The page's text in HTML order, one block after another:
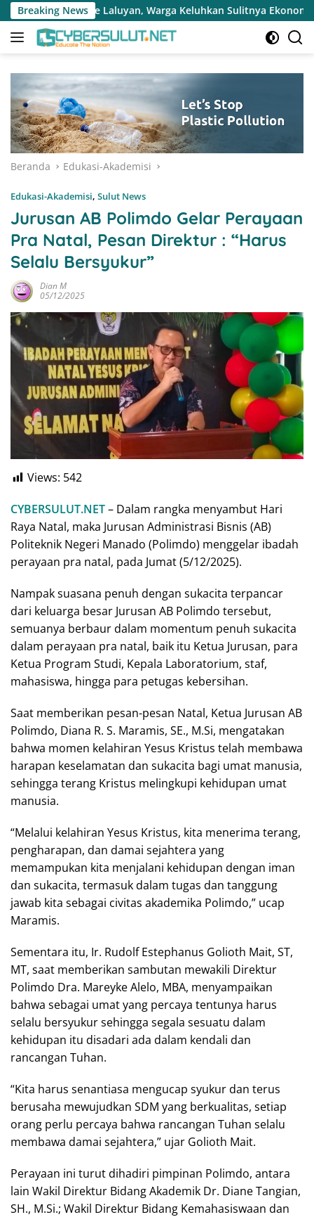
Langsung
ke
konten
Breaking News
Keluhkan Sulitnya Ekonomi dan Akses Pasar UMKM
Beranda Edukasi-Akademisi
Edukasi-Akademisi, Sulut News
Jurusan AB Polimdo Gelar Perayaan
Pra Natal, Pesan Direktur : “Harus
Selalu Bersyukur”
Dian M
05/12/2025
Views: 542
CYBERSULUT.NET– Dalam rangka menyambut Hari
Raya Natal, maka Jurusan Administrasi Bisnis (AB)
Politeknik Negeri Manado (Polimdo) menggelar ibadah
perayaan pra natal, pada Jumat (5/12/2025).
Nampak suasana penuh dengan sukacita terpancar
dari keluarga besar Jurusan AB Polimdo tersebut,
semuanya berbaur dalam momentum penuh sukacita
dalam perayaan pra natal, baik itu Ketua Jurusan, para
Ketua Program Studi, Kepala Laboratorium, staf,
mahasiswa, hingga para petugas kebersihan.
Saat memberikan pesan-pesan Natal, Ketua Jurusan AB
Polimdo, Diana R. S. Maramis, SE., M.Si, mengatakan
bahwa momen kelahiran Yesus Kristus telah membawa
harapan keselamatan dan sukacita bagi umat manusia,
sehingga terang Kristus melingkupi kehidupan umat
manusia.
“Melalui kelahiran Yesus Kristus, kita menerima terang,
pengharapan, dan damai sejahtera yang
memampukan kita menjalani kehidupan dengan iman
dan sukacita, termasuk dalam tugas dan tanggung
jawab kita sebagai civitas akademika Polimdo,” ucap
Maramis.
Sementara itu, Ir. Rudolf Estephanus Golioth Mait, ST,
MT, saat memberikan sambutan mewakili Direktur
Polimdo Dra. Mareyke Alelo, MBA, menyampaikan
bahwa sebagai umat yang percaya tentunya harus
selalu bersyukur sehingga segala sesuatu dalam
kehidupan itu disadari ada dalam kendali dan
rancangan Tuhan.
“Kita harus senantiasa mengucap syukur dan terus
berusaha mewujudkan SDM yang berkualitas, setiap
orang perlu percaya bahwa rancangan Tuhan selalu
membawa damai sejahtera,” ujar Golioth Mait.
Perayaan ini turut dihadiri pimpinan Polimdo, antara
lain Wakil Direktur Bidang Akademik Dr. Diane Tangian,
SH., M.Si.; Wakil Direktur Bidang Kemahasiswaan dan